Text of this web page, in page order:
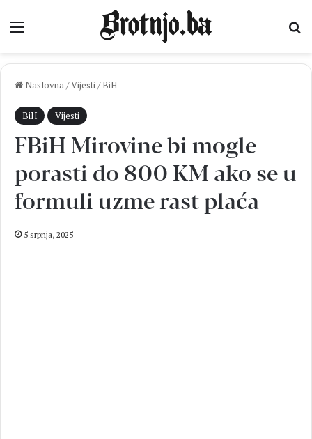
Izbornik
Naslovna/Vijesti/ BiH
BiH Vijesti
FBiH Mirovine bi mogle
porasti do 800 KM ako se u
formuli uzme rast plaća
5 srpnja, 2025